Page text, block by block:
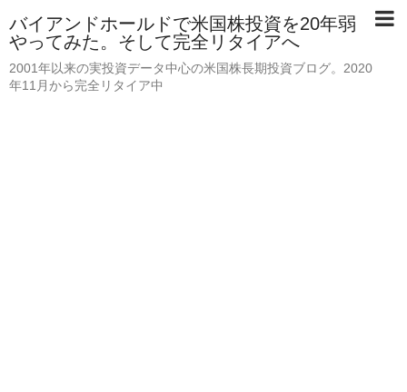
バイアンドホールドで米国株投資を20年弱
やってみた。そして完全リタイアへ
2001年以来の実投資データ中心の米国株長期投資ブログ。2020
年11月から完全リタイア中